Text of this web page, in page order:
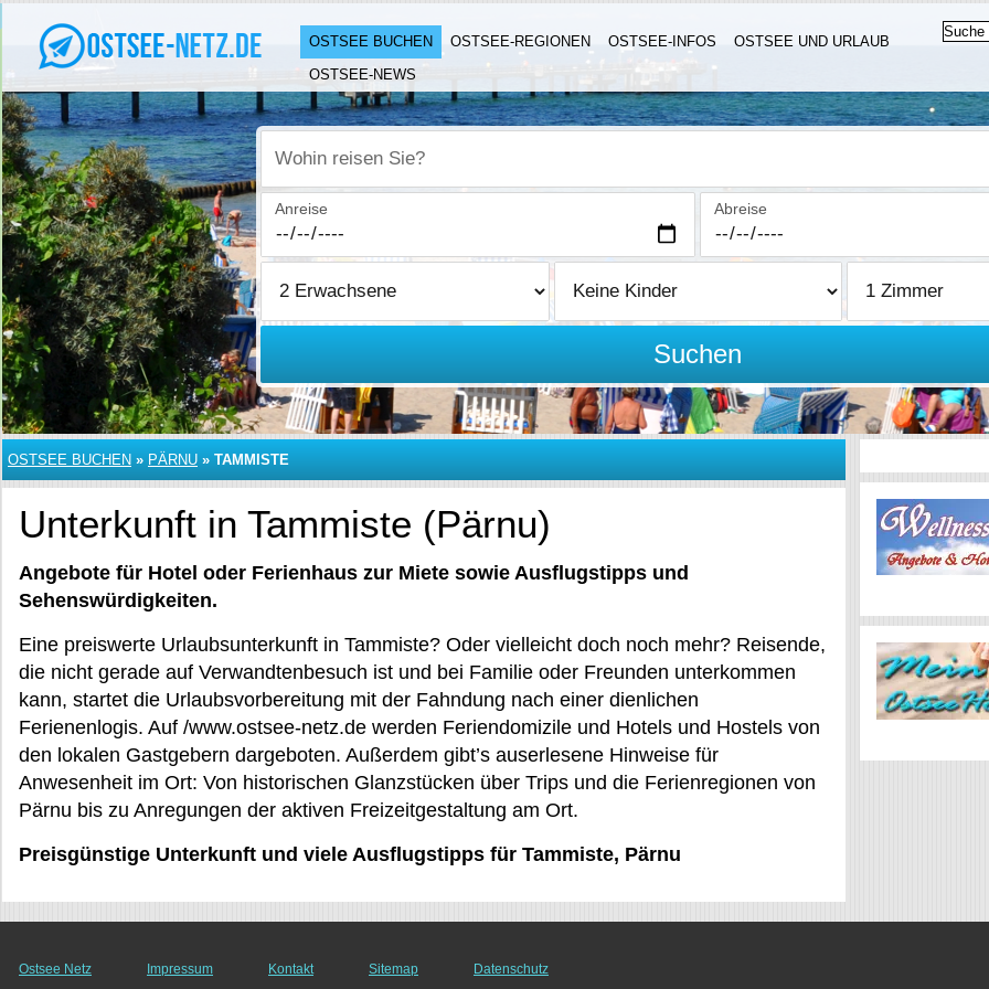
OSTSEE BUCHEN OSTSEE-REGIONEN OSTSEE-INFOS
OSTSEE UND URLAUB
OSTSEE-NEWS
Wohin reisen Sie?
Anreise Abreise
Suchen
OSTSEE BUCHEN » PÄRNU » TAMMISTE
Unterkunft in Tammiste (Pärnu)
Angebote für Hotel oder Ferienhaus zur Miete sowie Ausflugstipps und
Sehenswürdigkeiten.
Eine preiswerte Urlaubsunterkunft in Tammiste? Oder vielleicht doch noch mehr? Reisende,
die nicht gerade auf Verwandtenbesuch ist und bei Familie oder Freunden unterkommen
kann, startet die Urlaubsvorbereitung mit der Fahndung nach einer dienlichen
Ferienenlogis. Auf /www.ostsee-netz.de werden Feriendomizile und Hotels und Hostels von
den lokalen Gastgebern dargeboten. Außerdem gibt’s auserlesene Hinweise für
Anwesenheit im Ort: Von historischen Glanzstücken über Trips und die Ferienregionen von
Pärnu bis zu Anregungen der aktiven Freizeitgestaltung am Ort.
Preisgünstige Unterkunft und viele Ausflugstipps für Tammiste, Pärnu
Ostsee Netz Impressum Kontakt Sitemap Datenschutz